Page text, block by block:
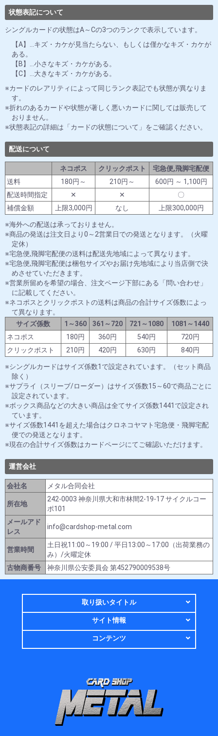
状態表記について
シングルカードの状態はA～Cの3つのランクで表示しています。
【A】…キズ・カケが見当たらない、もしくは僅かなキズ・カケが
ある。
【B】…小さなキズ・カケがある。
【C】…大きなキズ・カケがある。
カードのレアリティによって同じランク表記でも状態が異なりま
す。
折れのあるカードや状態が著しく悪いカードに関しては販売して
おりません。
状態表記の詳細は「カードの状態について」をご確認ください。
配送について
ネコポス クリックポスト
宅急便,飛脚宅配便
送料
180円～ 210円～
600円 ～ 1,100円
配送時間指定
✕ ✕
〇
補償金額
上限3,000円 なし 上限300,000円
海外への配送は承っておりません。
商品の発送は注文日より0～2営業日での発送となります。（火曜
定休）
宅急便,飛脚宅配便の送料は配送先地域によって異なります。
宅急便,飛脚宅配便は梱包サイズやお届け先地域により当店側で決
めさせていただきます。
営業所留めを希望の場合、注文ページ下部にある「問い合わせ」
に記載してください。
ネコポスとクリックポストの送料は商品の合計サイズ係数によっ
て異なります。
サイズ係数
1～360 361～720 721～1080
1081～1440
ネコポス
180円 360円 540円
720円
クリックポスト
210円 420円 630円 840円
シングルカードはサイズ係数1で設定されています。（セット商品
除く）
サプライ（スリーブ/ローダー）はサイズ係数15～60で商品ごとに
設定されています。
ボックス商品などの大きい商品は全てサイズ係数1441で設定され
ています。
サイズ係数1441を超えた場合はクロネコヤマト宅急便・飛脚宅配
便での発送となります。
現在の合計サイズ係数はカードページにてご確認いただけます。
運営会社
会社名 メタル合同会社
所在地
242-0003 神奈川県大和市林間2-19-17 サイクルコー
ポ101
メールアド
レス
info@cardshop-metal.com
営業時間
土日祝11:00～19:00 / 平日13:00～17:00（出荷業務の
み）/火曜定休
古物商番号
神奈川県公安委員会 第452790009538号
取り扱いタイトル
サイト情報
コンテンツ